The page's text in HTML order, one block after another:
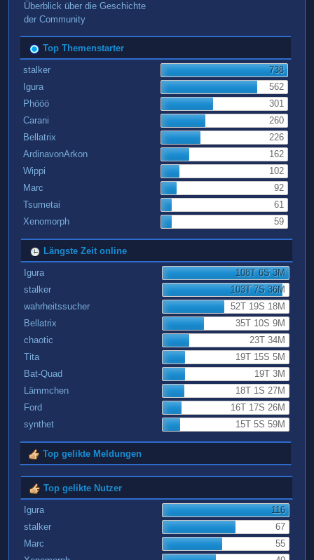
Überblick über die Geschichte
der Community
Top Themenstarter
stalker
738
Igura
562
Phööö
301
Carani
260
Bellatrix
226
ArdinavonArkon
162
Wippi
102
Marc
92
Tsumetai
61
Xenomorph
59
Längste Zeit online
Igura
108T 6S 3M
stalker
103T 7S 36M
wahrheitssucher
52T 19S 18M
Bellatrix
35T 10S 9M
chaotic
23T 34M
Tita
19T 15S 5M
Bat-Quad
19T 3M
Lämmchen
18T 1S 27M
Ford
16T 17S 26M
synthet
15T 5S 59M
Top gelikte Meldungen
Top gelikte Nutzer
Igura
116
stalker
67
Marc
55